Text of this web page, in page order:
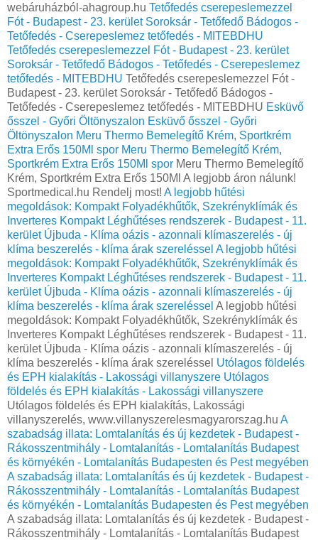
webáruházból-ahagroup.hu Tetőfedés cserepeslemezzel
Fót - Budapest - 23. kerület Soroksár - Tetőfedő Bádogos -
Tetőfedés - Cserepeslemez tetőfedés - MITEBDHU
Tetőfedés cserepeslemezzel Fót - Budapest - 23. kerület
Soroksár - Tetőfedő Bádogos - Tetőfedés - Cserepeslemez
tetőfedés - MITEBDHU Tetőfedés cserepeslemezzel Fót -
Budapest - 23. kerület Soroksár - Tetőfedő Bádogos -
Tetőfedés - Cserepeslemez tetőfedés - MITEBDHU Esküvő
ősszel - Győri Öltönyszalon Esküvő ősszel - Győri
Öltönyszalon Meru Thermo Bemelegítő Krém, Sportkrém
Extra Erős 150Ml spor Meru Thermo Bemelegítő Krém,
Sportkrém Extra Erős 150Ml spor Meru Thermo Bemelegítő
Krém, Sportkrém Extra Erős 150Ml A legjobb áron nálunk!
Sportmedical.hu Rendelj most! A legjobb hűtési
megoldások: Kompakt Folyadékhűtők, Szekrényklímák és
Inverteres Kompakt Léghűtéses rendszerek - Budapest - 11.
kerület Újbuda - Klíma oázis - azonnali klímaszerelés - új
klíma beszerelés - klíma árak szereléssel A legjobb hűtési
megoldások: Kompakt Folyadékhűtők, Szekrényklímák és
Inverteres Kompakt Léghűtéses rendszerek - Budapest - 11.
kerület Újbuda - Klíma oázis - azonnali klímaszerelés - új
klíma beszerelés - klíma árak szereléssel A legjobb hűtési
megoldások: Kompakt Folyadékhűtők, Szekrényklímák és
Inverteres Kompakt Léghűtéses rendszerek - Budapest - 11.
kerület Újbuda - Klíma oázis - azonnali klímaszerelés - új
klíma beszerelés - klíma árak szereléssel Utólagos földelés
és EPH kialakítás - Lakossági villanyszere Utólagos
földelés és EPH kialakítás - Lakossági villanyszere
Utólagos földelés és EPH kialakítás, Lakossági
villanyszerelés, www.villanyszerelesmagyarorszag.hu A
szabadság illata: Lomtalanítás és új kezdetek - Budapest -
Rákosszentmihály - Lomtalanítás - Lomtalanítás Budapest
és környékén - Lomtalanítás Budapesten és Pest megyében
A szabadság illata: Lomtalanítás és új kezdetek - Budapest -
Rákosszentmihály - Lomtalanítás - Lomtalanítás Budapest
és környékén - Lomtalanítás Budapesten és Pest megyében
A szabadság illata: Lomtalanítás és új kezdetek - Budapest -
Rákosszentmihály - Lomtalanítás - Lomtalanítás Budapest